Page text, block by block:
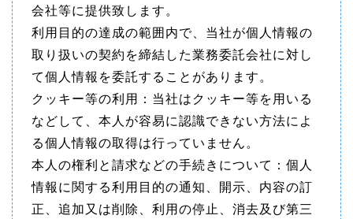
会社等に提供致します。
利用目的の達成の範囲内で、当社が個人情報の
取り扱いの契約を締結した業務委託会社に対し
て個人情報を委託することがあります。
クッキー等の利用：当社はクッキー等を用いる
などして、本人が容易に認識できない方法によ
る個人情報の取得は行っていません。
本人の権利と請求などの手続きについて：個人
情報に関する利用目的の通知、開示、内容の訂
正、追加又は削除、利用の停止、消去及び第三